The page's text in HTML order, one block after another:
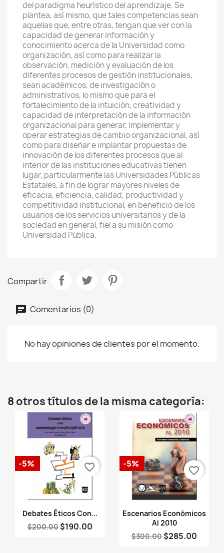
del paradigma heurístico del aprendizaje. Se
plantea, así mismo, que tales competencias sean
aquellas que, entre otras, tengan que ver con la
capacidad de generar información y
conocimiento acerca de la Universidad como
organización, así como para realizar la
observación, medición y evaluación de los
diferentes procesos de gestión institucionales,
sean académicos, de investigación o
administrativos, lo mismo que para el
fortalecimiento de la intuición, creatividad y
capacidad de interpretación de la información
organizacional para generar, implementar y
operar estrategias de cambio organizacional, así
como para diseñar e implantar propuestas de
innovación de los diferentes procesos que al
interior de las instituciones educativas tienen
lugar, particularmente las Universidades Públicas
Estatales, a fin de lograr mayores niveles de
eficacia, eficiencia, calidad, productividad y
competitividad institucional, en beneficio de los
usuarios de los servicios universitarios y de la
sociedad en general, fiel a su misión como
Universidad Pública.
Compartir
Comentarios (0)
No hay opiniones de clientes por el momento.
8 otros títulos de la misma categoría:
Vista rápida
Debates Éticos Con...
$200.00 $190.00
-5% favorite_border
Vista rápida
Escenarios Económicos
Al 2010
$300.00 $285.00
-5%
favorite_border